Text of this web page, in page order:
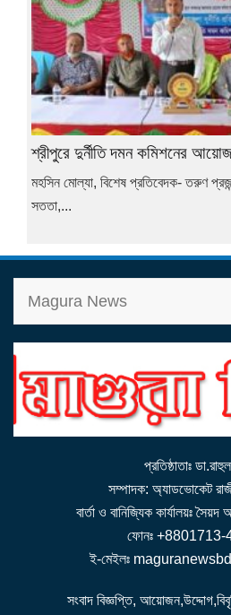
শ্রীপুরে দুর্নীতি দমন কমিশনের
মহসিন মোল্যা, বিশেষ প্রতিবেদক- তরুণ
সততা,...
Magura News
প্রতিষ্ঠাতাঃ
সম্পাদক: অ্যাডভোকেট
বার্তা ও বানিজ্যিক কার্যালয়ঃ
ফোনঃ
ই-মেইলঃ
সংবাদ বিজ্ঞপ্তি,